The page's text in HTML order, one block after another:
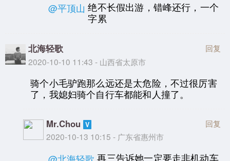
@平顶山 绝不长假出游，错峰还行，一个
字累
北海轻歌
2020-10-10 11:43 - 山西省太原市
回复
骑个小毛驴跑那么远还是太危险，不过很厉害
了，我媳妇骑个自行车都能和人撞了。
Mr.Chou
2020-10-13 10:15 - 广东省惠州市
回复
再三告诉她一定要走非机动车